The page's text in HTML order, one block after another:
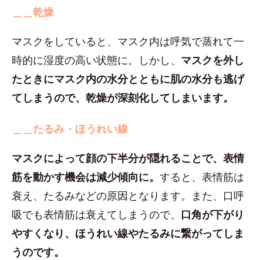
＿＿乾燥
マスクをしていると、マスク内は呼気で蒸れて一
時的に湿度の高い状態に。しかし、 マスクを外し
たときにマスク内の水分とともに肌の水分も逃げ
てしまうので、乾燥が深刻化してしまいます。
＿＿たるみ・ほうれい線
マスクによって顔の下半分が隠れることで、表情
筋を動かす機会は減少傾向に。 すると、表情筋は
衰え、たるみなどの原因となります。また、口呼
吸でも表情筋は衰えてしまうので、 口角が下がり
やすくなり、ほうれい線やたるみに繋がってしま
うのです。